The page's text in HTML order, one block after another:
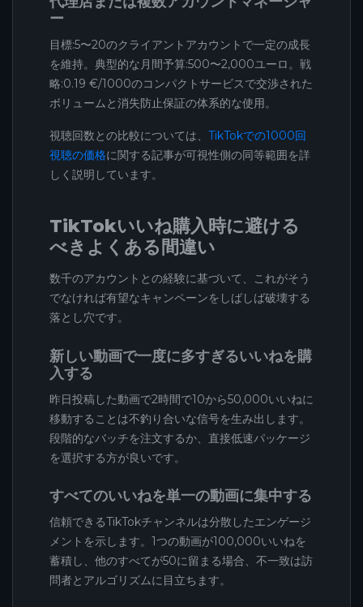
ー
目標:5〜20のクライアントアカウントで一定の成長
を維持。典型的な月間予算:500〜2,000ユーロ。戦
略:0.19 €/1000のコンパクトサービスで交渉された
ボリュームと消失防止保証の体系的な使用。
視聴回数との比較については、 TikTokでの1000回
視聴の価格に関する記事が可視性側の同等範囲を詳
しく説明しています。
TikTokいいね購入時に避ける
べきよくある間違い
数千のアカウントとの経験に基づいて、これがそう
でなければ有望なキャンペーンをしばしば破壊する
落とし穴です。
新しい動画で一度に多すぎるいいねを購
入する
昨日投稿した動画で2時間で10から50,000いいねに
移動することは不釣り合いな信号を生み出します。
段階的なバッチを注文するか、直接低速パッケージ
を選択する方が良いです。
すべてのいいねを単一の動画に集中する
信頼できるTikTokチャンネルは分散したエンゲージ
メントを示します。1つの動画が100,000いいねを
蓄積し、他のすべてが50に留まる場合、不一致は訪
問者とアルゴリズムに目立ちます。